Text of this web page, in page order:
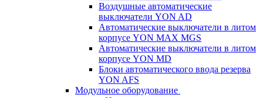
Воздушные автоматические
выключатели YON AD
Автоматические выключатели в литом
корпусе YON MAX MGS
Автоматические выключатели в литом
корпусе YON MD
Блоки автоматического ввода резерва
YON AFS
Модульное оборудование